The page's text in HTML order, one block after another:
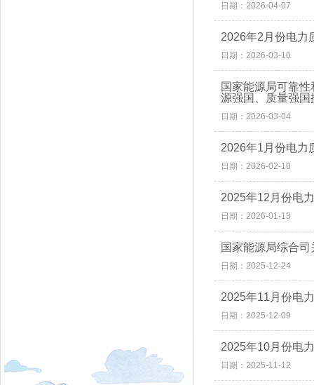
日期：2026-04-07
2026年2月份电力
日期：2026-03-10
国家能源局可靠
源强国、质量强
日期：2026-03-04
2026年1月份电力
日期：2026-02-10
2025年12月份电
日期：2026-01-13
国家能源局综合
日期：2025-12-24
2025年11月份电
日期：2025-12-09
2025年10月份电
日期：2025-11-12